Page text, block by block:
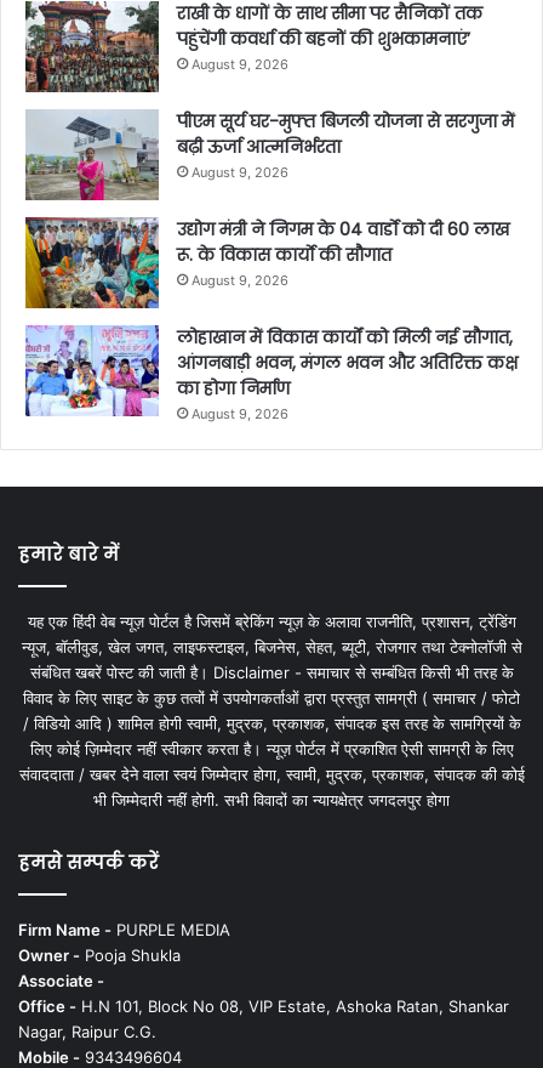
राखी के धागों के साथ सीमा पर सैनिकों तक
पहुंचेंगी कवर्धा की बहनों की शुभकामनाएं’
August 9, 2026
पीएम सूर्य घर-मुफ्त बिजली योजना से सरगुजा में
बढ़ी ऊर्जा आत्मनिर्भरता
August 9, 2026
उद्योग मंत्री ने निगम के 04 वार्डाे को दी 60 लाख
रू. के विकास कार्याे की सौगात
August 9, 2026
लोहाखान में विकास कार्यों को मिली नई सौगात,
आंगनबाड़ी भवन, मंगल भवन और अतिरिक्त कक्ष
का होगा निर्माण
August 9, 2026
हमारे बारे में
यह एक हिंदी वेब न्यूज़ पोर्टल है जिसमें ब्रेकिंग न्यूज़ के अलावा राजनीति, प्रशासन, ट्रेंडिंग
न्यूज, बॉलीवुड, खेल जगत, लाइफस्टाइल, बिजनेस, सेहत, ब्यूटी, रोजगार तथा टेक्नोलॉजी से
संबंधित खबरें पोस्ट की जाती है। Disclaimer - समाचार से सम्बंधित किसी भी तरह के
विवाद के लिए साइट के कुछ तत्वों में उपयोगकर्ताओं द्वारा प्रस्तुत सामग्री ( समाचार / फोटो
/ विडियो आदि ) शामिल होगी स्वामी, मुद्रक, प्रकाशक, संपादक इस तरह के सामग्रियों के
लिए कोई ज़िम्मेदार नहीं स्वीकार करता है। न्यूज़ पोर्टल में प्रकाशित ऐसी सामग्री के लिए
संवाददाता / खबर देने वाला स्वयं जिम्मेदार होगा, स्वामी, मुद्रक, प्रकाशक, संपादक की कोई
भी जिम्मेदारी नहीं होगी. सभी विवादों का न्यायक्षेत्र जगदलपुर होगा
हमसे सम्पर्क करें
Firm Name - PURPLE MEDIA
Owner - Pooja Shukla
Associate -
Office - H.N 101, Block No 08, VIP Estate, Ashoka Ratan, Shankar
Nagar, Raipur C.G.
Mobile - 9343496604